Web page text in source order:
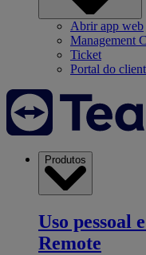
Abrir app web
Management
Ticket
Portal do
Produtos
Uso pessoal
Remote